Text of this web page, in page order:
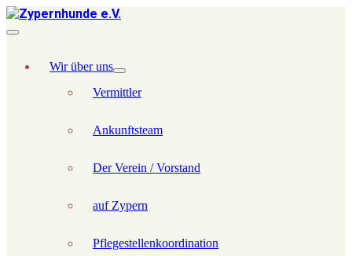
Wir über uns
Vermittler
Ankunftsteam
Der Verein / Vorstand
auf Zypern
Pflegestellenkoordination